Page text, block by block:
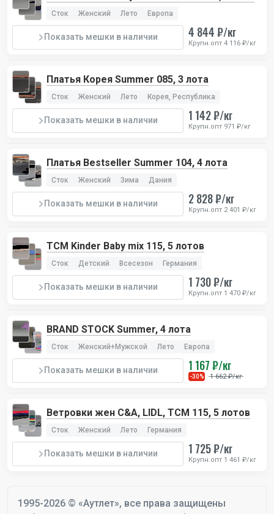
Сток Женский Лето Европа
Показать мешки в наличии 4 844 ₽/кг
Крупн.опт 4 116 ₽/кг
Платья Корея Summer 085, 3 лота
Сток Женский Лето Корея, Республика
Показать мешки в наличии 1 142 ₽/кг
Крупн.опт 971 ₽/кг
Платья Bestseller Summer 104, 4 лота
Сток Женский Зима Дания
Показать мешки в наличии 2 828 ₽/кг
Крупн.опт 2 401 ₽/кг
TCM Kinder Baby mix 115, 5 лотов
Сток Детский Всесезон Германия
Показать мешки в наличии 1 730 ₽/кг
Крупн.опт 1 470 ₽/кг
BRAND STOCK Summer, 4 лота
Сток Женский+Мужской Лето Европа
Показать мешки в наличии 1 167 ₽/кг
-30% 1 662 ₽/кг
Ветровки жен C&A, LIDL, TCM 115, 5 лотов
Сток Женский Лето Германия
Показать мешки в наличии 1 725 ₽/кг
Крупн.опт 1 461 ₽/кг
1995-2026 © «Аутлет», все права защищены